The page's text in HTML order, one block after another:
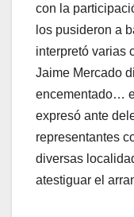
con la
los pusideron a
interpretó varias
Jaime Mercado
encementado…
expresó ante
representantes
diversas
atestiguar el